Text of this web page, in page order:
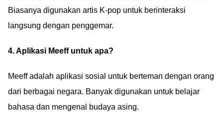
Biasanya digunakan artis K-pop untuk berinteraksi
langsung dengan penggemar.
4. Aplikasi Meeff untuk apa?
Meeff adalah aplikasi sosial untuk berteman dengan orang
dari berbagai negara. Banyak digunakan untuk belajar
bahasa dan mengenal budaya asing.